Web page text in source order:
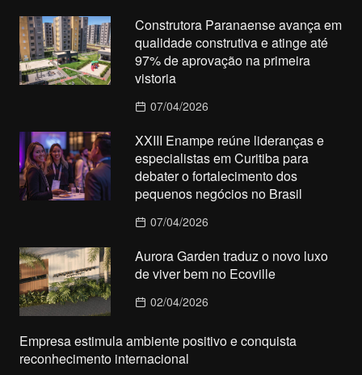
Construtora Paranaense avança em
qualidade construtiva e atinge até
97% de aprovação na primeira
vistoria
07/04/2026
XXIII Enampe reúne lideranças e
especialistas em Curitiba para
debater o fortalecimento dos
pequenos negócios no Brasil
07/04/2026
Aurora Garden traduz o novo luxo
de viver bem no Ecoville
02/04/2026
Empresa estimula ambiente positivo e conquista
reconhecimento internacional